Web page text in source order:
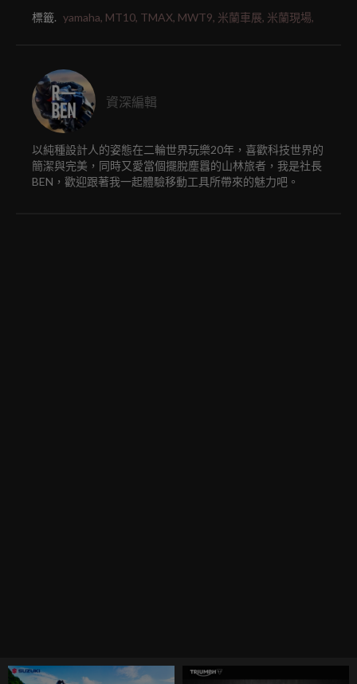
標籤. yamaha, MT10, TMAX, MWT9, 米蘭車展, 米蘭現場,
資深編輯
以純種設計人的姿態在二輪世界玩樂20年，喜歡科技世界的
簡潔與完美，同時又愛當個擺脫塵囂的山林旅者，我是社長
BEN，歡迎跟著我一起體驗移動工具所帶來的魅力吧。